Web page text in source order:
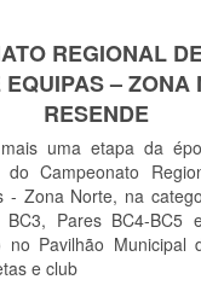
REGIONAL
– ZONA
RESENDE
uma etapa da
Campeonato
- Zona Norte, na
BC3, Pares BC4-BC5
no Pavilhão Municipal
e club